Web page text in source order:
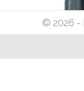
© 2026 -